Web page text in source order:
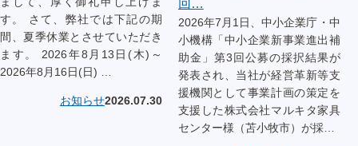
す。 さて、弊社では下記の期
間、夏季休業とさせていただき
ます。 2026年8月13日(木)～
2026年8月16日(日) …
お知らせ2026.07.30
回…
2026年7月1日、中小企業庁・中
小機構「中小企業新事業進出補
助金」第3回公募の採択結果が
発表され、当社が経営革新等支
援機関として事業計画の策定を
支援した株式会社マルキタ家具
センター様（苫小牧市）が採…